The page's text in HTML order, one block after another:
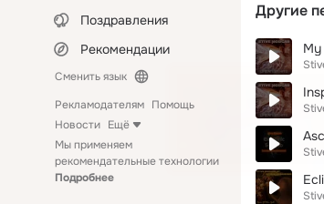
Поздравления
Рекомендации
Сменить язык
Рекламодателям Помощь
Новости Ещё
Мы применяем
рекомендательные технологии
Подробнее
Другие
My